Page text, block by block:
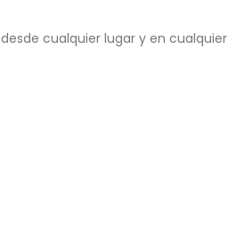
cualquier lugar y en cualquier